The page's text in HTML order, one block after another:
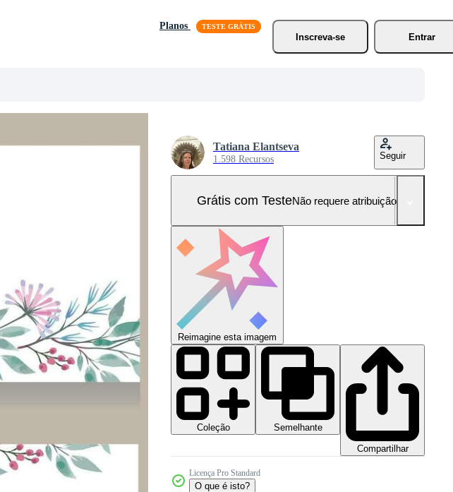
Planos
Inscreva-se
Entrar
Tatiana Elantseva
1.598 Recursos Seguir
Grátis com TesteNão requere atribuição!
Reimagine esta imagem
Coleção
Semelhante
Compartilhar
Licença Pro Standard
O que é isto?